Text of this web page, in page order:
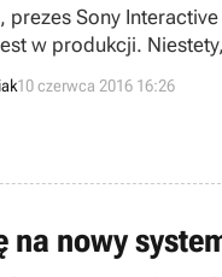
prezes Sony
w produkcji.
10 czerwca 2016 16:26
nowy